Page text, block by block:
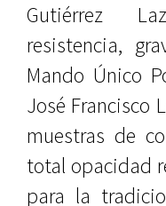
Gutiérrez
resistencia,
Mando Único
José Francisco
muestras de
total opacidad
para la